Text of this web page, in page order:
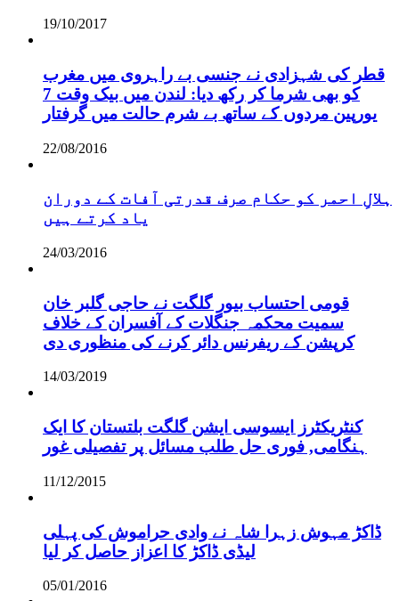
19/10/2017
قطر کی شہزادی نے جنسی بے راہروی میں مغرب
کو بھی شرما کر رکھ دیا: لندن میں بیک وقت 7
یورپین مردوں کے ساتھ بے شرم حالت میں گرفتار
22/08/2016
ہلالِ احمر کو حکام صرف قدرتی آفات کے دوران
یاد کرتے ہیں
24/03/2016
قومی احتساب بیور گلگت نے حاجی گلبر خان
سمیت محکمہ جنگلات کے آفسران کے خلاف
کرپشن کے ریفرنس دائر کرنے کی منظوری دی
14/03/2019
کنٹریکٹرز ایسوسی ایشن گلگت بلتستان کا ایک
ہنگامی, فوری حل طلب مسائل پر تفصیلی غور
11/12/2015
ڈاکڑ مہوش زہرا شاہ نے وادی حراموش کی پہلی
لیڈی ڈاکڑ کا اعزاز حاصل کر لیا
05/01/2016